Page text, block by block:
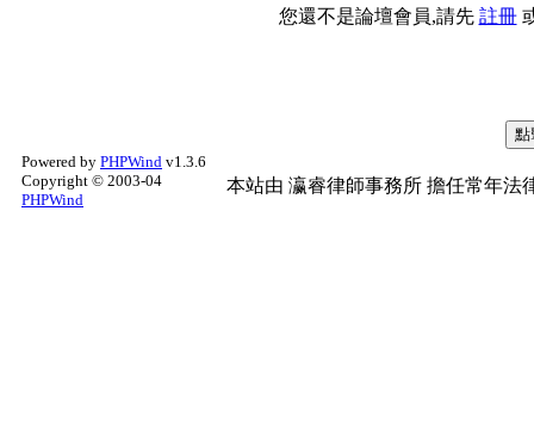
您還不是論壇會員,請先 註冊
Powered by PHPWind v1.3.6
Copyright © 2003-04
PHPWind
本站由 瀛睿律師事務所 擔任常年法